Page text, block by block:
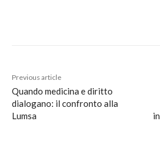
Previous article
Quando medicina e diritto
dialogano: il confronto alla
Lumsa